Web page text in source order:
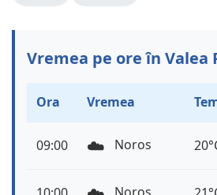
Vremea pe ore în Valea
Ora Vremea
09:00 ☁️ Noros